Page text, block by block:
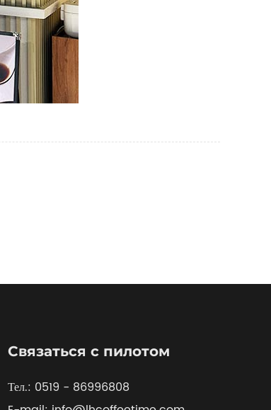
Связаться с пилотом
Тел.: 0519 - 86996808